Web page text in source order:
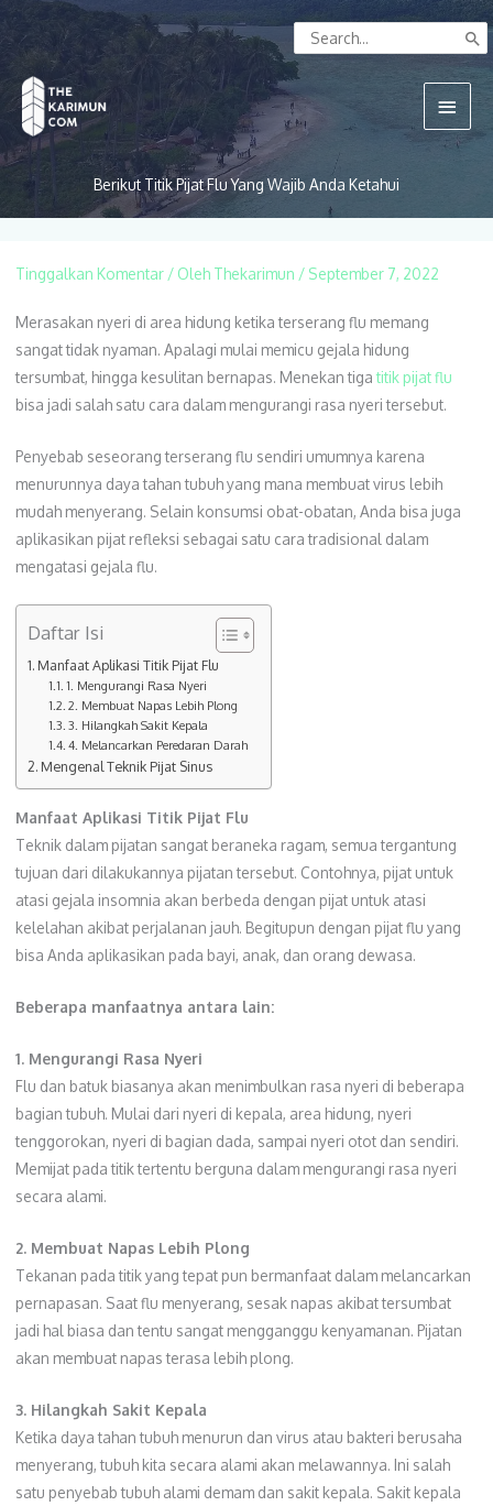
ke
Search
for:
Menu
Berikut Titik Pijat Flu Yang Wajib Anda Ketahui
Tinggalkan Komentar / Oleh Thekarimun / September 7, 2022
Merasakan nyeri di area hidung ketika terserang flu memang
sangat tidak nyaman. Apalagi mulai memicu gejala hidung
tersumbat, hingga kesulitan bernapas. Menekan tigatitik pijat flu
bisa jadi salah satu cara dalam mengurangi rasa nyeri tersebut.
Penyebab seseorang terserang flu sendiri umumnya karena
menurunnya daya tahan tubuh yang mana membuat virus lebih
mudah menyerang. Selain konsumsi obat-obatan, Anda bisa juga
aplikasikan pijat refleksi sebagai satu cara tradisional dalam
mengatasi gejala flu.
Daftar Isi
Manfaat Aplikasi Titik Pijat Flu
1. Mengurangi Rasa Nyeri
2. Membuat Napas Lebih Plong
3. Hilangkah Sakit Kepala
4. Melancarkan Peredaran Darah
Mengenal Teknik Pijat Sinus
Manfaat Aplikasi Titik Pijat Flu
Teknik dalam pijatan sangat beraneka ragam, semua tergantung
tujuan dari dilakukannya pijatan tersebut. Contohnya, pijat untuk
atasi gejala insomnia akan berbeda dengan pijat untuk atasi
kelelahan akibat perjalanan jauh. Begitupun dengan pijat flu yang
bisa Anda aplikasikan pada bayi, anak, dan orang dewasa.
Beberapa manfaatnya antara lain:
1. Mengurangi Rasa Nyeri
Flu dan batuk biasanya akan menimbulkan rasa nyeri di beberapa
bagian tubuh. Mulai dari nyeri di kepala, area hidung, nyeri
tenggorokan, nyeri di bagian dada, sampai nyeri otot dan sendiri.
Memijat pada titik tertentu berguna dalam mengurangi rasa nyeri
secara alami.
2. Membuat Napas Lebih Plong
Tekanan pada titik yang tepat pun bermanfaat dalam melancarkan
pernapasan. Saat flu menyerang, sesak napas akibat tersumbat
jadi hal biasa dan tentu sangat mengganggu kenyamanan. Pijatan
akan membuat napas terasa lebih plong.
3. Hilangkah Sakit Kepala
Ketika daya tahan tubuh menurun dan virus atau bakteri berusaha
menyerang, tubuh kita secara alami akan melawannya. Ini salah
satu penyebab tubuh alami demam dan sakit kepala. Sakit kepala